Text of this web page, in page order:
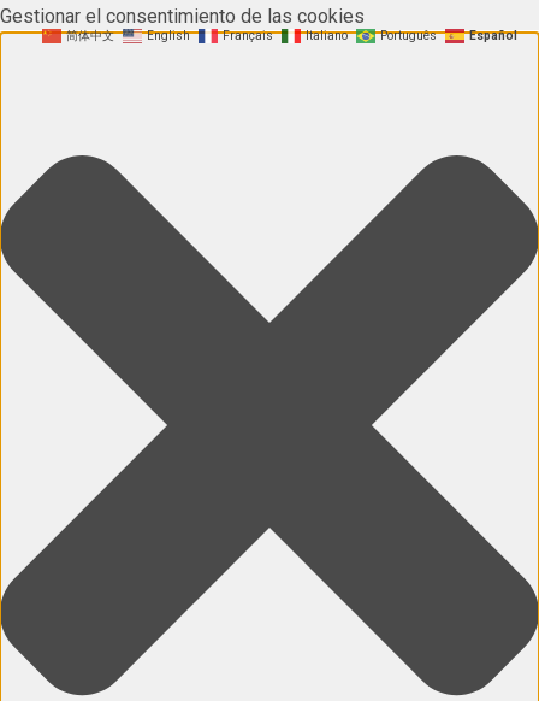
Gestionar el consentimiento de las cookies
简体中文 English Français Italiano Português Español